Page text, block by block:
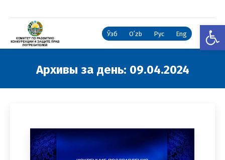
Ўзб Oʻzb Рус Eng
Архивы за день: 09.04.2024